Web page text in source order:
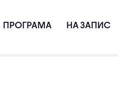
ПРОГРАМА НА ЗАПИС